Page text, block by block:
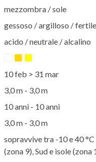
mezzombra / sole
gessoso / argilloso /
acido / neutrale / alcalino
10 feb > 31 mar
3,0 m - 3,0 m
10 anni - 10 anni
3,0 m - 3,0 m
sopravvive tra -10 e 40
(zona 9), Sud e isole